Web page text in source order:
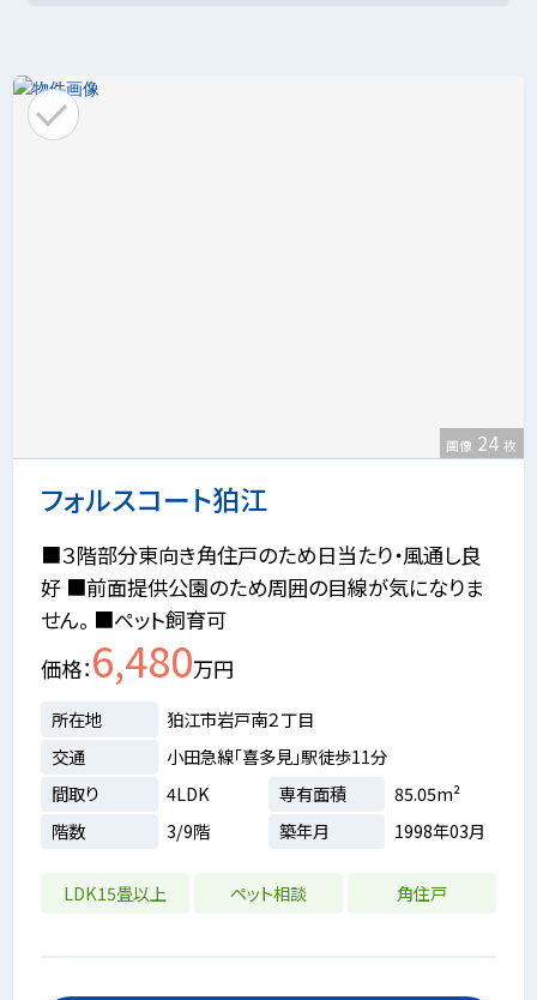
フォルスコート狛江
画像 24 枚
■３階部分東向き角住戸のため日当たり・風通し良
好 ■前面提供公園のため周囲の目線が気になりま
せん。 ■ペット飼育可
価格 6,480万円
所在地
狛江市岩戸南２丁目
交通
小田急線「喜多見」駅徒歩11分
間取り
4LDK 専有面積
85.05m²
階数
3/9階 築年月 1998年03月
LDK15畳以上 ペット相談 角住戸